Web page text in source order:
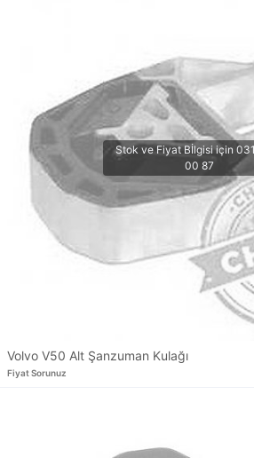
Volvo V50 Alt Şanzuman Kulağı
Fiyat Sorunuz